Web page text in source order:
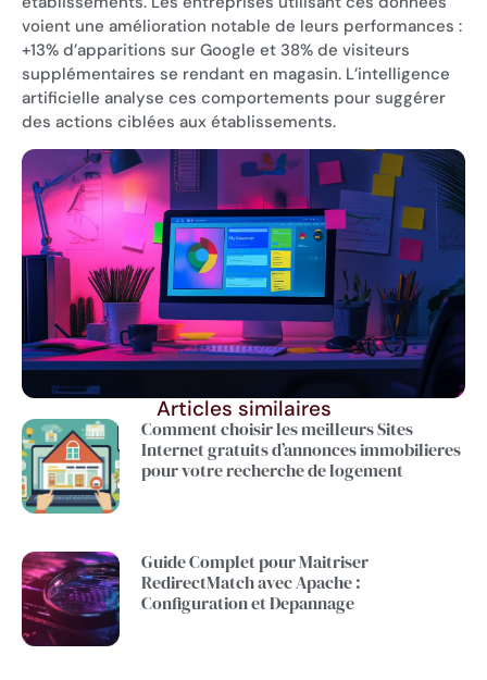
voient une amélioration notable de leurs performances :
+13% d’apparitions sur Google et 38% de visiteurs
supplémentaires se rendant en magasin. L’intelligence
artificielle analyse ces comportements pour suggérer
des actions ciblées aux établissements.
Articles similaires
Comment choisir les meilleurs Sites
Internet gratuits d’annonces immobilieres
pour votre recherche de logement
Guide Complet pour Maitriser
RedirectMatch avec Apache :
Configuration et Depannage